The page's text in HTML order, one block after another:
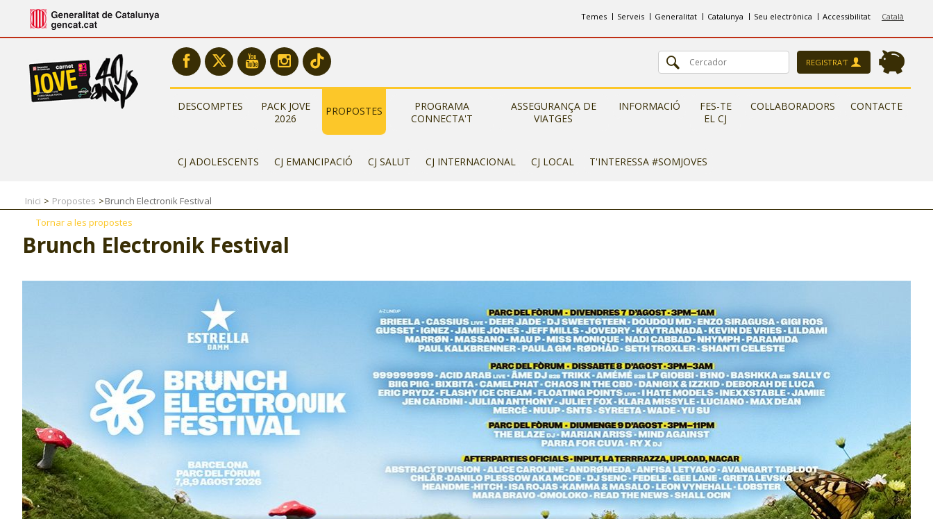
Català
Temes Serveis Generalitat Catalunya Seu electrònica Accessibilitat
REGISTRA'T
DESCOMPTES
PACK JOVE
2026
PROPOSTES
PROGRAMA
CONNECTA'T
ASSEGURANÇA DE
VIATGES
INFORMACIÓ
FES-TE
EL CJ
COL·LABORADORS CONTACTE
CJ ADOLESCENTS CJ EMANCIPACIÓ CJ SALUT CJ INTERNACIONAL CJ LOCAL T'INTERESSA #SOMJOVES
Inici Propostes
Brunch Electronik Festival
Tornar a les propostes
Brunch Electronik Festival